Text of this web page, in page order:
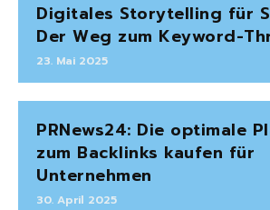
Digitales Storytelling für
Der Weg zum Keyword-
23. Mai 2025
PRNews24: Die optimale
zum Backlinks kaufen für
Unternehmen
30. April 2025